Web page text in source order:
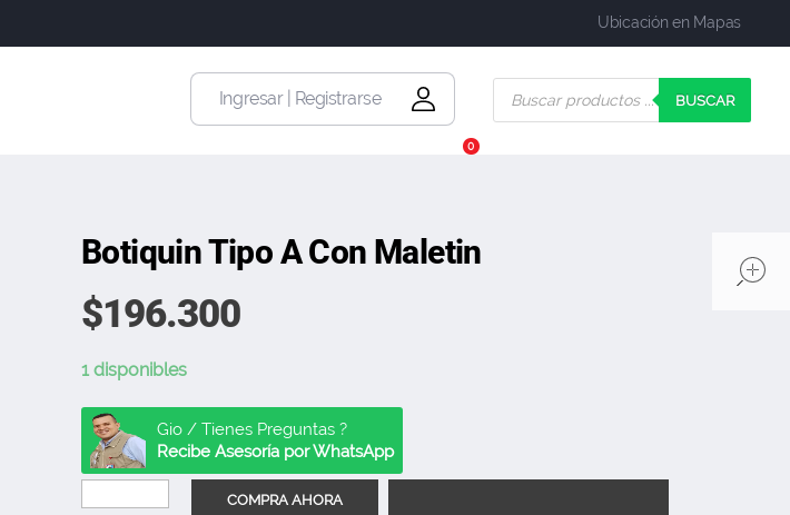
Ubicación en Mapas
Ingresar | Registrarse
0
BUSCAR
Botiquin Tipo A Con Maletin
$196.300
1 disponibles
Gio / Tienes Preguntas ?
Recibe Asesoría por WhatsApp